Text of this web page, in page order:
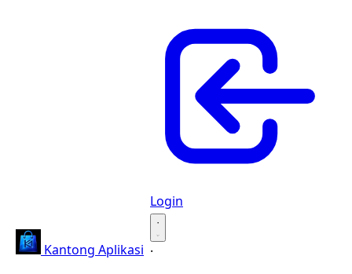
Kantong Aplikasi
Login
·
·